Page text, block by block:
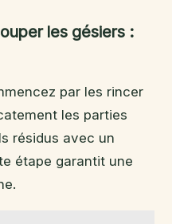
les gésiers :
par les rincer
les parties
résidus avec un
étape garantit une